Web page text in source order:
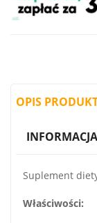
OPIS
Suplement
Właściwości: